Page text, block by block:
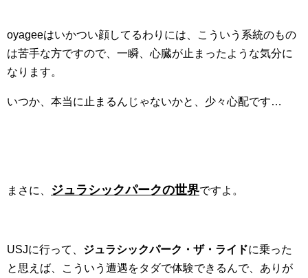
oyageeはいかつい顔してるわりには、こういう系統のもの
は苦手な方ですので、一瞬、心臓が止まったような気分に
なります。
いつか、本当に止まるんじゃないかと、少々心配です…
まさに、 ジュラシックパークの世界ですよ。
USJに行って、 ジュラシックパーク・ザ・ライドに乗った
と思えば、こういう遭遇をタダで体験できるんで、ありが